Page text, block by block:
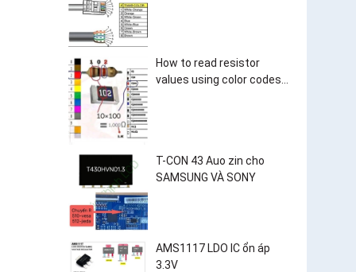
How to read resistor
values using color codes
T-CON 43 Auo zin cho
SAMSUNG VÀ SONY
AMS1117 LDO IC ổn áp
3.3V